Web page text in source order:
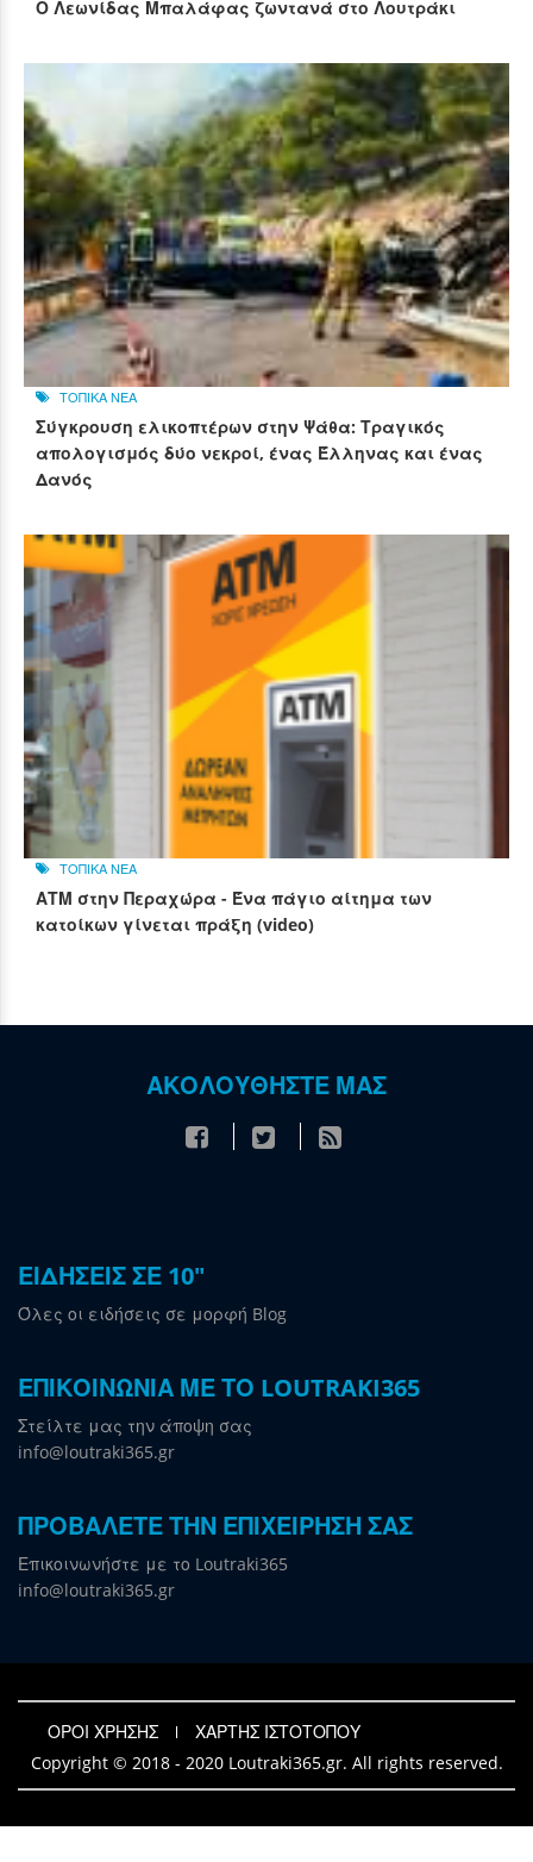
Ο Λεωνίδας Μπαλάφας ζωντανά στο Λουτράκι
ΤΟΠΙΚΑ ΝΕΑ
Σύγκρουση ελικοπτέρων στην Ψάθα: Τραγικός
απολογισμός δύο νεκροί, ένας Έλληνας και ένας
Δανός
ΤΟΠΙΚΑ ΝΕΑ
ΑΤΜ στην Περαχώρα - Ένα πάγιο αίτημα των
κατοίκων γίνεται πράξη (video)
ΑΚΟΛΟΥΘΗΣΤΕ ΜΑΣ
ΕΙΔΗΣΕΙΣ ΣΕ 10"
Όλες οι ειδήσεις σε μορφή Blog
ΕΠΙΚΟΙΝΩΝΙΑ ΜΕ ΤΟ LOUTRAKI365
Στείλτε μας την άποψη σας
info@loutraki365.gr
ΠΡΟΒΑΛΕΤΕ ΤΗΝ ΕΠΙΧΕΙΡΗΣΗ ΣΑΣ
Επικοινωνήστε με το Loutraki365
info@loutraki365.gr
ΟΡΟΙ ΧΡΗΣΗΣ
ΧΑΡΤΗΣ ΙΣΤΟΤΟΠΟΥ
Copyright © 2018 - 2020 Loutraki365.gr. All rights reserved.